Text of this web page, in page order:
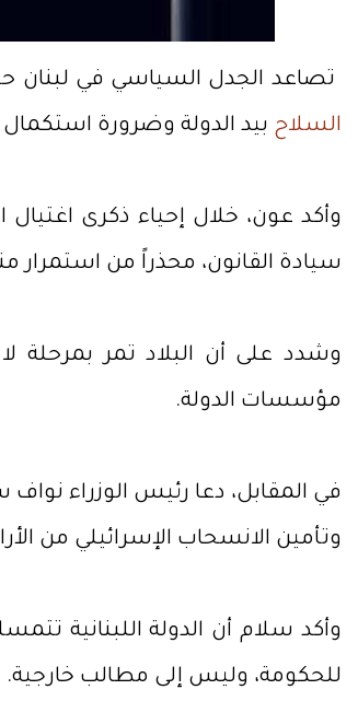
تصاعد الجدل السياسي في لبنان
السلاح بيد الدولة وضرورة
وأكد عون، خلال إحياء ذكرى
سيادة القانون، محذراً من استمرار
وشدد على أن البلاد تمر بمرحلة
مؤسسات الدولة.
في المقابل، دعا رئيس الوزراء نواف
وتأمين الانسحاب الإسرائيلي من
وأكد سلام أن الدولة اللبنانية
للحكومة، وليس إلى مطالب خارجية.